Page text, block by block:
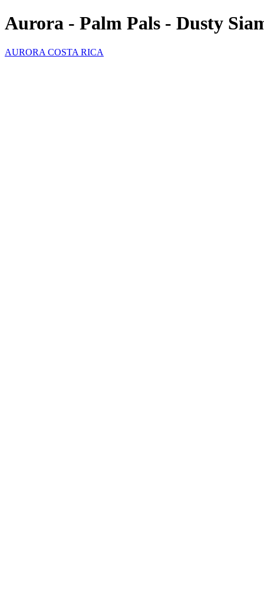
Aurora - Palm Pals - Dusty
AURORA COSTA RICA